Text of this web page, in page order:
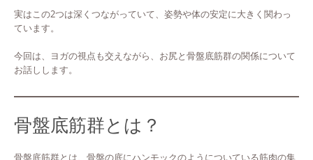
実はこの2つは深くつながっていて、姿勢や体の安定に大きく関わっ
ています。
今回は、ヨガの視点も交えながら、お尻と骨盤底筋群の関係について
お話しします。
骨盤底筋群とは？
骨盤底筋群とは、骨盤の底にハンモックのようについている筋肉の集